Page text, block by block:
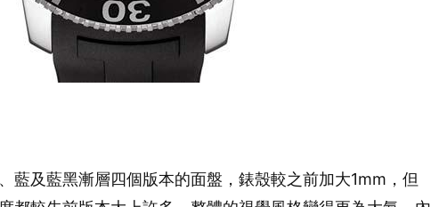
藍及藍黑漸層四個版本的面盤，錶殼較之前加大1mm，但